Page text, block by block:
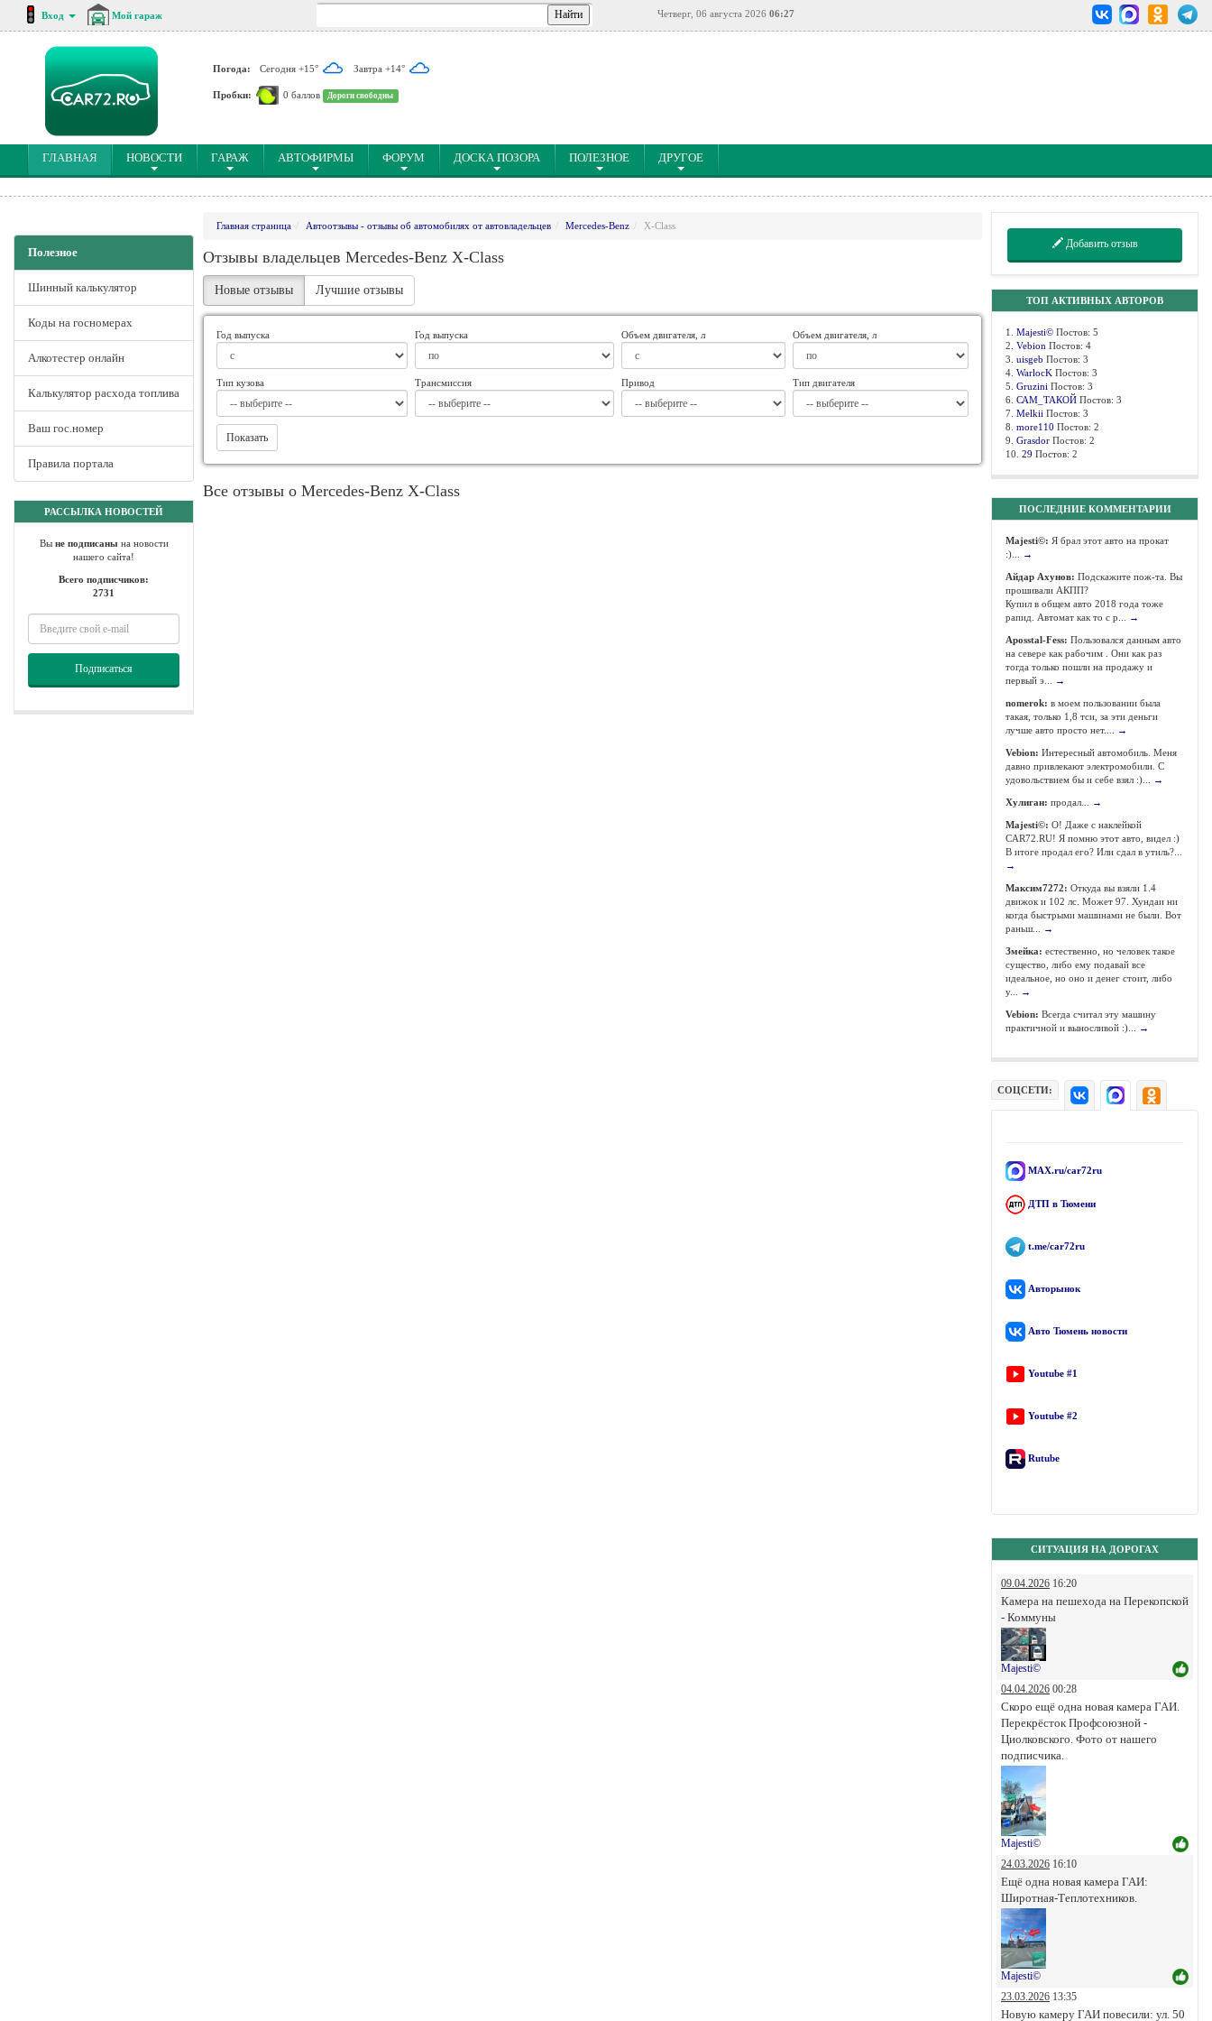
Вход Мой гараж Четверг, 06 августа 2026 06:27
Погода: Сегодня +15° Завтра +14°
Пробки: 0 баллов Дороги свободны
ГЛАВНАЯ(CURRENT)
НОВОСТИ ГАРАЖ АВТОФИРМЫ ФОРУМ ДОСКА ПОЗОРА ПОЛЕЗНОЕ ДРУГОЕ
Полезное
Шинный калькулятор
Коды на госномерах
Алкотестер онлайн
Калькулятор расхода топлива
Ваш гос.номер
Правила портала
РАССЫЛКА НОВОСТЕЙ
Вы не подписанына новости
нашего сайта!
Всего подписчиков:
2731
Подписаться
Добавить отзыв
ТОП АКТИВНЫХ АВТОРОВ
1. Majesti© Постов: 5
2. Vebion Постов: 4
3. uisgeb Постов: 3
4. WarlocK Постов: 3
5. Gruzini Постов: 3
6. САМ_ТАКОЙ Постов: 3
7. Melkii Постов: 3
8. more110 Постов: 2
9. Grasdor Постов: 2
10. 29 Постов: 2
ПОСЛЕДНИЕ КОММЕНТАРИИ
Majesti©: Я брал этот авто на прокат
:)...
→
Айдар Ахунов: Подскажите пож-та. Вы
прошивали АКПП?
Купил в общем авто 2018 года тоже
рапид. Автомат как то с р...
→
Aposstal-Fess: Пользовался данным авто
на севере как рабочим . Они как раз
тогда только пошли на продажу и
первый э...
→
nomerok: в моем пользовании была
такая, только 1,8 тси, за эти деньги
лучше авто просто нет....
→
Vebion: Интересный автомобиль. Меня
давно привлекают электромобили. С
удовольствием бы и себе взял :)...
→
Хулиган: продал... →
Majesti©: О! Даже с наклейкой
CAR72.RU! Я помню этот авто, видел :)
В итоге продал его? Или сдал в утиль?...
→
Максим7272: Откуда вы взяли 1.4
движок и 102 лс. Может 97. Хундаи ни
когда быстрыми машинами не были. Вот
раньш...
→
Змейка: естественно, но человек такое
существо, либо ему подавай все
идеальное, но оно и денег стоит, либо
у...
→
Vebion: Всегда считал эту машину
практичной и выносливой :)...
→
СОЦСЕТИ:
MAX.ru/car72ru
ДТП в Тюмени
t.me/car72ru
Авторынок
Авто Тюмень новости
Youtube #1
Youtube #2
Rutube
СИТУАЦИЯ НА ДОРОГАХ
09.04.2026 16:20
Камера на пешехода на Перекопской
- Коммуны
Majesti©
04.04.2026 00:28
Скоро ещё одна новая камера ГАИ.
Перекрёсток Профсоюзной -
Циолковского. Фото от нашего
подписчика.
Majesti©
24.03.2026 16:10
Ещё одна новая камера ГАИ:
Широтная-Теплотехников.
Majesti©
23.03.2026 13:35
Новую камеру ГАИ повесили: ул. 50
Главная страница Автоотзывы - отзывы об автомобилях от автовладельцев Mercedes-Benz X-Class
Отзывы владельцев Mercedes-Benz X-Class
Новые отзывы Лучшие отзывы
Год выпуска Год выпуска Объем двигателя, л Объем двигателя, л
Тип кузова Трансмиссия Привод Тип двигателя
Показать
Все отзывы о Mercedes-Benz X-Class